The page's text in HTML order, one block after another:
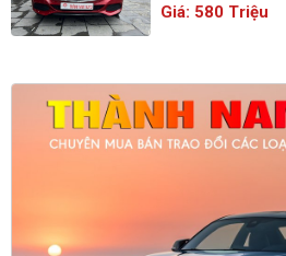
Giá: 580 Triệu